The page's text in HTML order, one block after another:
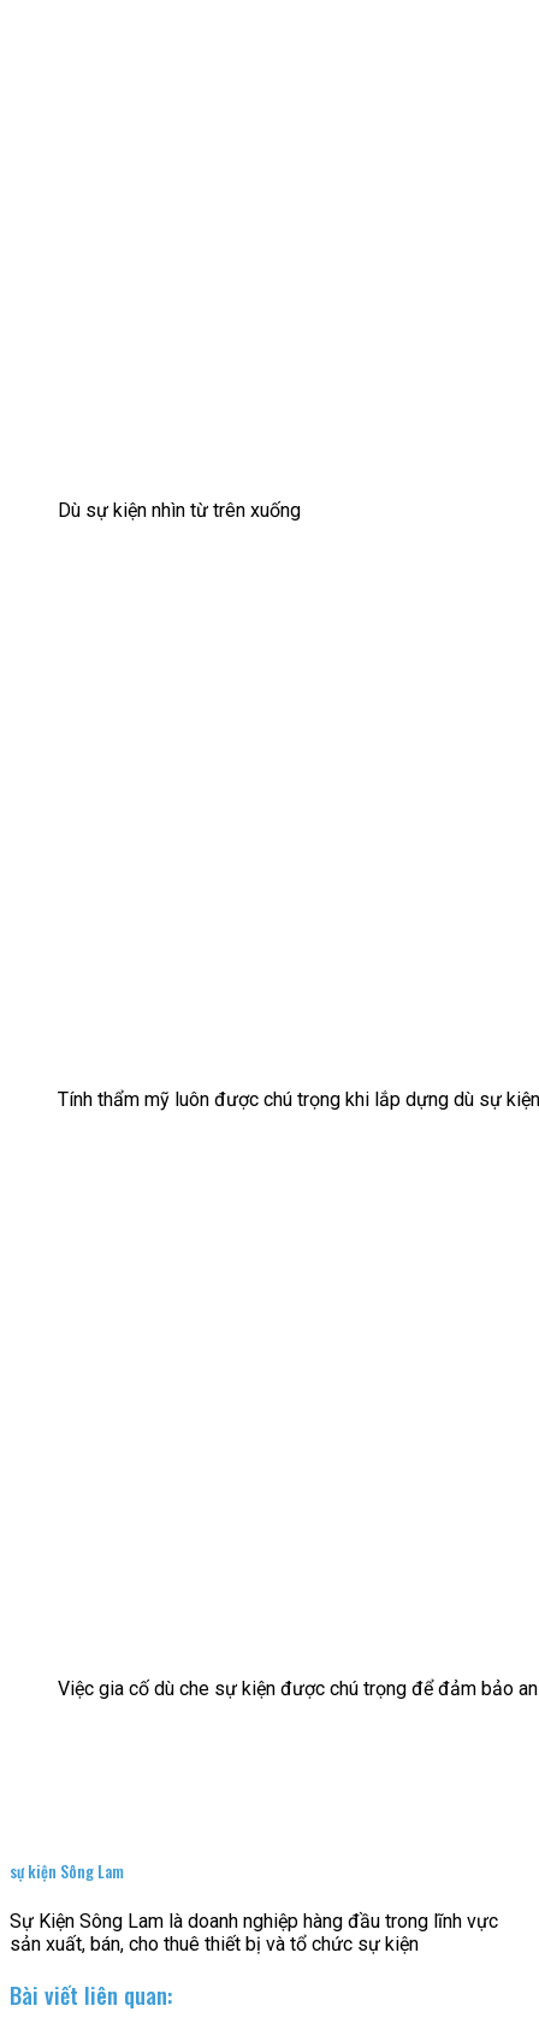
Dù sự kiện nhìn từ trên xuống
Tính thẩm mỹ luôn được chú trọng khi lắp dựng dù sự kiện
Việc gia cố dù che sự kiện được chú trọng để đảm bảo
sự kiện Sông Lam
Sự Kiện Sông Lam là doanh nghiệp hàng đầu trong lĩnh vực
sản xuất, bán, cho thuê thiết bị và tổ chức sự kiện
Bài viết liên quan: